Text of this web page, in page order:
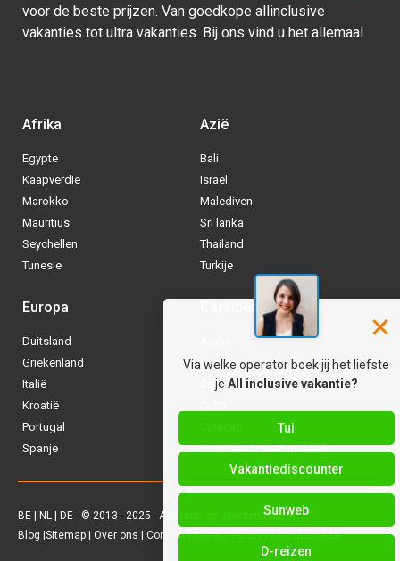
voor de beste prijzen. Van goedkope allinclusive
vakanties tot ultra vakanties. Bij ons vind u het allemaal.
Afrika
Egypte
Kaapverdie
Marokko
Mauritius
Seychellen
Tunesie
Azië
Bali
Israel
Malediven
Sri lanka
Thailand
Turkije
Europa
Duitsland
Griekenland
Italië
Kroatië
Portugal
Spanje
Bonaire
Bahamas
Dominicaanse Republiek
BE NL DE - © 2013 - 2025 - Alle rechten voorbehouden
Blog Sitemap Over ons Contact|Privacy Policy| Allinclusive.be
jeAll inclusive vakantie?